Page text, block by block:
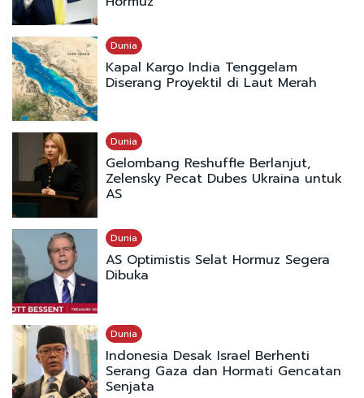
Dunia
Kapal Kargo India Tenggelam
Diserang Proyektil di Laut Merah
Dunia
Gelombang Reshuffle Berlanjut,
Zelensky Pecat Dubes Ukraina untuk
AS
Dunia
AS Optimistis Selat Hormuz Segera
Dibuka
Dunia
Indonesia Desak Israel Berhenti
Serang Gaza dan Hormati Gencatan
Senjata